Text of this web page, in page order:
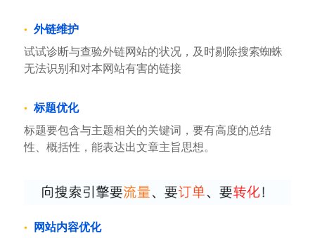
外链维护
试试诊断与查验外链网站的状况，及时剔除搜索蜘蛛
无法识别和对本网站有害的链接
标题优化
标题要包含与主题相关的关键词，要有高度的总结
性、概括性，能表达出文章主旨思想。
网站内容优化